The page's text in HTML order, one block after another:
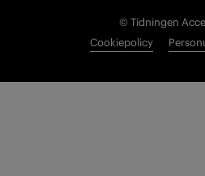
© Tidningen
Cookiepolicy